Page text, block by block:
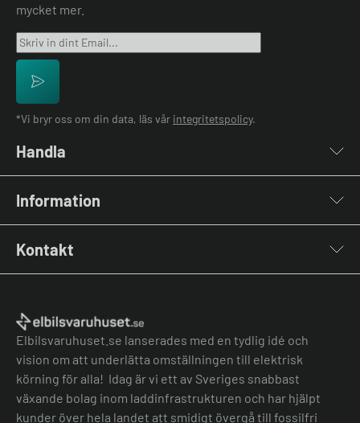
mycket mer.
*Vi bryr oss om din data, läs vår integritetspolicy.
Handla
Laddkablar
Kabelhållare
Stolpar & Fästen
Information
Lastbalansering
Grön teknik bidrag
Jämför laddboxar
Köpvillkor
Kontakt
Elbilsvaruhuset.se lanserades med en tydlig idé och
vision om att underlätta omställningen till elektrisk
körning för alla! Idag är vi ett av Sveriges snabbast
växande bolag inom laddinfrastrukturen och har hjälpt
kunder över hela landet att smidigt övergå till fossilfri